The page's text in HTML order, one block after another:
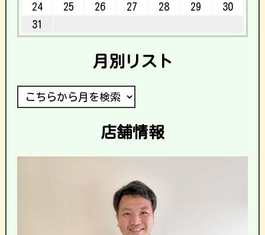
24
25 26 27 28 29
30
31
月別リスト
店舗情報